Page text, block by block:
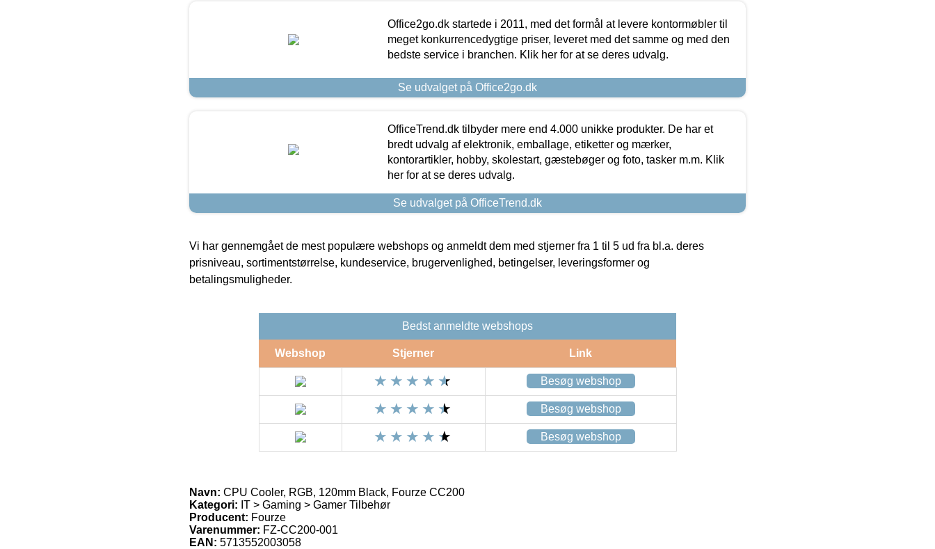
Office2go.dk startede i 2011, med det formål at levere kontormøbler til
meget konkurrencedygtige priser, leveret med det samme og med den
bedste service i branchen. Klik her for at se deres udvalg.
Se udvalget på Office2go.dk
OfficeTrend.dk tilbyder mere end 4.000 unikke produkter. De har et
bredt udvalg af elektronik, emballage, etiketter og mærker,
kontorartikler, hobby, skolestart, gæstebøger og foto, tasker m.m. Klik
her for at se deres udvalg.
Se udvalget på OfficeTrend.dk
Vi har gennemgået de mest populære webshops og anmeldt dem med stjerner fra 1 til 5 ud fra bl.a. deres
prisniveau, sortimentstørrelse, kundeservice, brugervenlighed, betingelser, leveringsformer og
betalingsmuligheder.
Bedst anmeldte webshops
Webshop Stjerner Link
Besøg webshop
Besøg webshop
Besøg webshop
Navn: CPU Cooler, RGB, 120mm Black, Fourze CC200
Kategori: IT > Gaming > Gamer Tilbehør
Producent: Fourze
Varenummer: FZ-CC200-001
EAN: 5713552003058